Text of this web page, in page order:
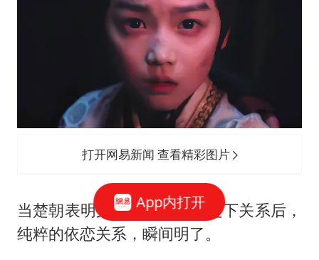
打开网易新闻 查看精彩图片
当楚朝表明身份，一剧姐姐定下关系后，
纯粹的依恋关系，瞬间明了。
App内打开